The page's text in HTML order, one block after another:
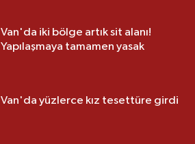
Van'da iki bölge artık sit alanı!
Yapılaşmaya tamamen yasak
Van'da yüzlerce kız tesettüre girdi